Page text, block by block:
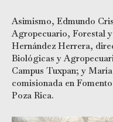
Asimismo, Edmundo
Agropecuario, Forestal
Hernández Herrera,
Biológicas y
Campus Tuxpan; y
comisionada en
Poza Rica.